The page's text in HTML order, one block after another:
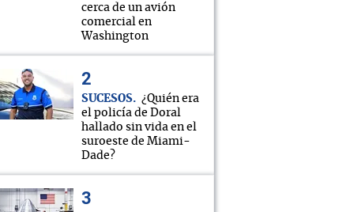
cerca de un avión
comercial en
Washington
SUCESOS
¿Quién era
el policía de Doral
hallado sin vida en el
suroeste de Miami-
Dade?